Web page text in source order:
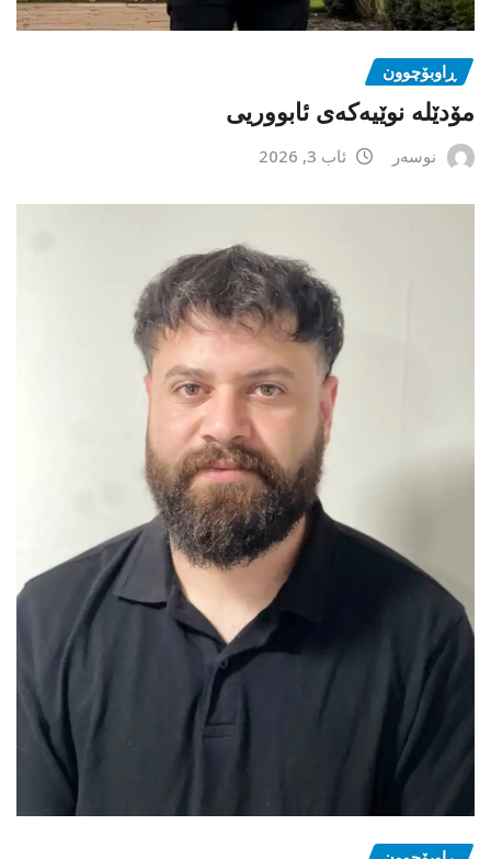
ڕاوبۆچوون
مۆدێلە نوێیەکەى ئابووریی
نوسەر ئاب 3, 2026